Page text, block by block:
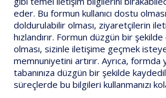
eder. Bu formun kullanıcı dostu
doldurulabilir olması, ziyaretçilerin
hızlandırır. Formun düzgün bir
olması, sizinle iletişime geçmek
memnuniyetini artırır. Ayrıca,
tabanınıza düzgün bir şekilde
süreçlerde bu bilgileri kullanmanızı